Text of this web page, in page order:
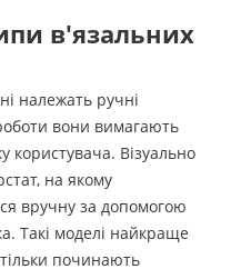
в'язальних
належать ручні
вони вимагають
користувача. Візуально
на якому
вручну за допомогою
Такі моделі найкраще
тільки починають